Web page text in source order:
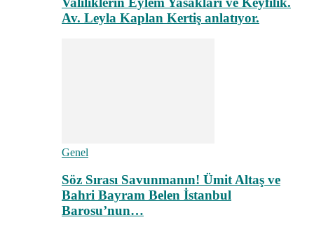
Av. Leyla Kaplan Kertiş anlatıyor.
Genel
Söz Sırası Savunmanın! Ümit Altaş ve
Bahri Bayram Belen İstanbul
Barosu’nun…